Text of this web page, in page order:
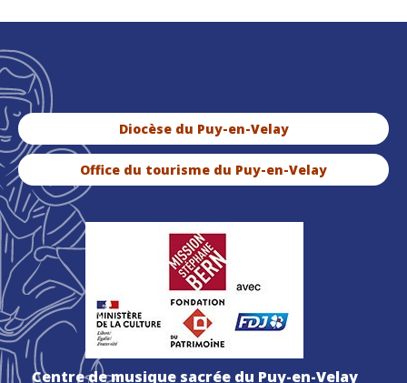
Diocèse du Puy-en-Velay
Office du tourisme du Puy-en-Velay
Centre de musique sacrée du Puy-en-Velay